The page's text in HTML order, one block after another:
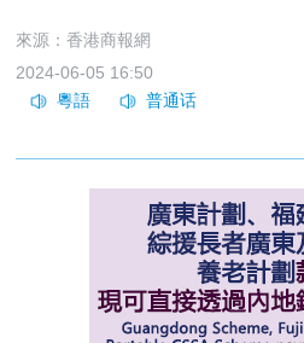
來源：香港商報網
2024-06-05 16:50